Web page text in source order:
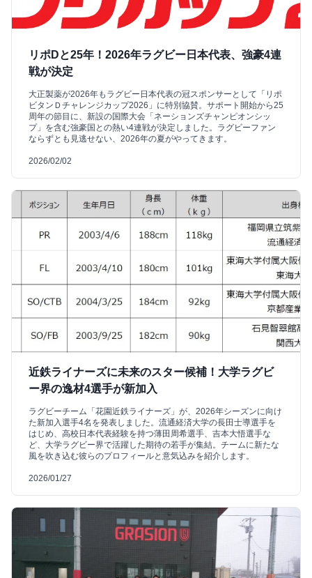
リポDと25年！2026年ラグビー日本代表、強豪4連
戦が決定
大正製薬が2026年もラグビー日本代表の冠スポンサーとして「リポ
ビタンＤチャレンジカップ2026」に特別協賛。サポート開始から25
周年の節目に、新設の国際大会「ネーションズチャンピオンシッ
プ」を含む強豪国との熱い4連戦が決定しました。ラグビーファン
ならずとも見逃せない、2026年の夏がやってきます。
2026/02/02
近鉄ライナーズに未来のスター候補！大学ラグビ
ー界の逸材4選手が新加入
ラグビーチーム「花園近鉄ライナーズ」が、2026年シーズンに向け
た新加入選手4名を発表しました。流通経済大学の長田士導選手を
はじめ、高校日本代表経験を持つ薄田周希選手、吉本大悟選手な
ど、大学ラグビー界で活躍した期待の若手が集結。チームに新たな
風を吹き込む彼らのプロフィールと意気込みを紹介します。
2026/01/27